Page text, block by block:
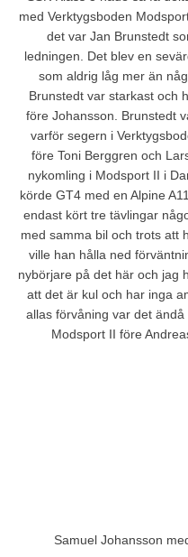
med Verktygsboden
det var Jan Brunstedt
ledningen. Det blev en
som aldrig låg mer än
Brunstedt var starkast och
före Johansson. Brunstedt
varför segern i
före Toni Berggren och
nykomling i Modsport II i
körde GT4 med en Alpine
endast kört tre tävlingar
med samma bil och trots att
ville han hålla ned
nybörjare på det här och jag
att det är kul och har inga
allas förvåning var det
Modsport II före
Samuel Johansson